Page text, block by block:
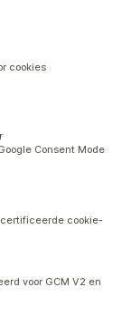
cookies
Consent Mode
cookie-
voor GCM V2 en